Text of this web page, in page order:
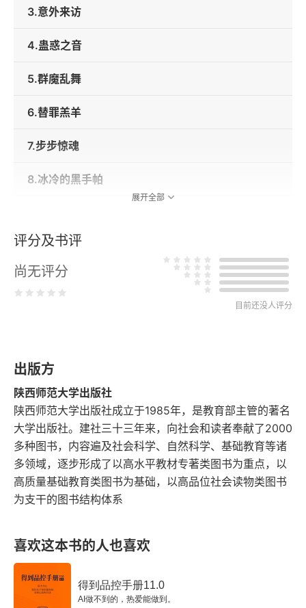
3.意外来访
4.蛊惑之音
5.群魔乱舞
6.替罪羔羊
7.步步惊魂
8.冰冷的黑手帕
10.重返魔堡
11.中空的子弹
15.针锋相对
16.重磅出击
17.爱的灵犀
展开全部
评分及书评
尚无评分
目前还没人评分
出版方
陕西师范大学出版社
陕西师范大学出版社成立于1985年，是教育部主管的著名
大学出版社。建社三十三年来，向社会和读者奉献了2000
多种图书，内容遍及社会科学、自然科学、基础教育等诸
多领域，逐步形成了以高水平教材专著类图书为重点，以
高质量基础教育类图书为基础，以高品位社会读物类图书
为支干的图书结构体系
喜欢这本书的人也喜欢
得到品控手册11.0
AI做不到的，热爱能做到。